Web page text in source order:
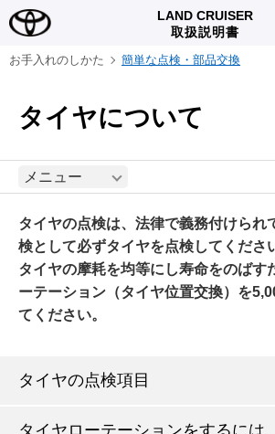
LAND CRUISER
取扱説明書
お手入れのしかた 簡単な点検・部品交換
タイヤについて
メニュー
タイヤの点検は、法律で義務付けられ
検として必ずタイヤを点検してくださ
タイヤの摩耗を均等にし寿命をのばす
ーテーション（タイヤ位置交換）を
てください。
タイヤの点検項目
タイヤローテーションをするには